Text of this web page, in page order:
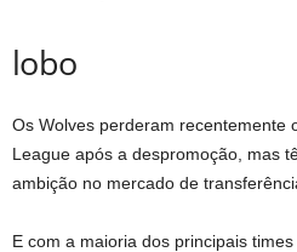
lobo
Os Wolves perderam recentemente
League após a despromoção, mas
ambição no mercado de
E com a maioria dos principais